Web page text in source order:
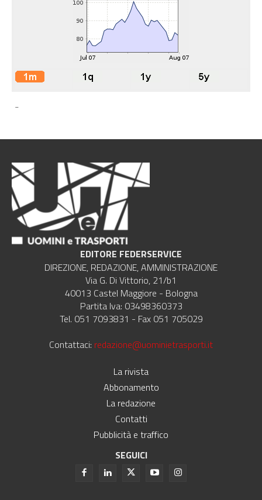
-
EDITORE FEDERSERVICE
DIREZIONE, REDAZIONE, AMMINISTRAZIONE
Via G. Di Vittorio, 21/b1
40013 Castel Maggiore - Bologna
Partita Iva: 03498360373
Tel. 051 7093831 - Fax 051 705029
Contattaci: redazione@uominietrasporti.it
La rivista
Abbonamento
La redazione
Contatti
Pubblicità e traffico
SEGUICI